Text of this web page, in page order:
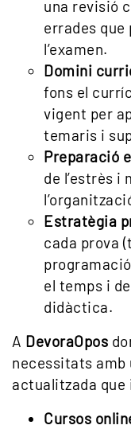
una revisió
errades
l’examen.
Domini
fons el
vigent per
temaris i
Preparació
de l’estrès
Estratègia
cada prova
el temps i
didàctica.
A DevoraOpos
necessitats amb
actualitzada que
Cursos